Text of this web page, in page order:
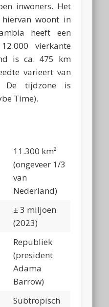
inwoners. Het
woont in
heeft een
vierkante
is ca. 475 km
varieert van
tijdzone is
Time).
11.300 km²
(ongeveer 1/3
van
Nederland)
± 3 miljoen
(2023)
Republiek
(president
Adama
Barrow)
Subtropisch